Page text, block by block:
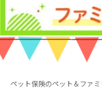
ペット保険のペット＆ファ